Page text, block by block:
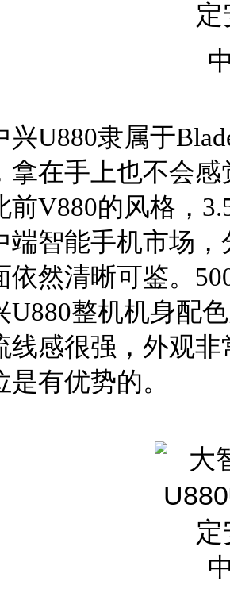
U880隶属于
拿在手上也不会
前V880的风格，
端智能手机市场，
依然清晰可鉴。
U880整机机身配
线感很强，外观
有优势的。